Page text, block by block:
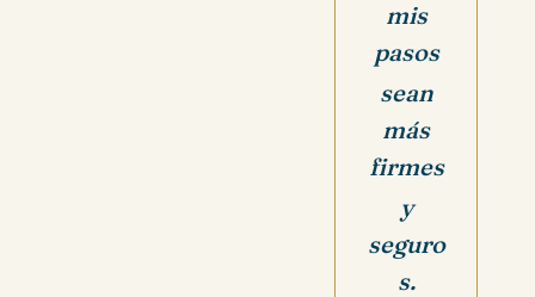
mis
pasos
sean
más
firmes
y
seguro
s.